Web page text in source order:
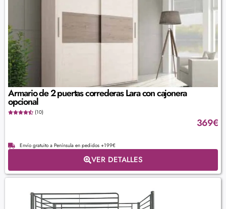
Armario de 2 puertas correderas Lara con cajonera
opcional
(10)
369€
Envío gratuito a Península en pedidos +199€
VER DETALLES